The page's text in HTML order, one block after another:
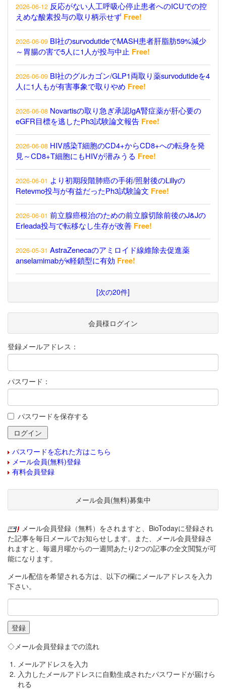
2026-06-12 反応がない人工呼吸心停止患者へのICUでの控
えめな酸素投与の取り柄示せず Free!
2026-06-09 BI社のsurvodutideでMASH患者肝脂肪59%減少
～胃腸の害で5人に1人が投与中止 Free!
2026-06-09 BI社のグルカゴン/GLP1両取り薬survodutideを4
人に1人もが有害事象で取りやめ Free!
2026-06-08 Novartisの取り急ぎ承認IgA腎症薬が肝心要の
eGFR目標を逃したPh3試験論文報告 Free!
2026-06-08 HIV感染T細胞のCD4+からCD8+への転身を発
見～CD8+T細胞にもHIVが潜みうる Free!
2026-06-01 より初期段階肺癌の手術/照射後のLillyの
Retevmo投与が有益だったPh3試験論文 Free!
2026-06-01 前立腺癌根治のための前立腺切除前後のJ&Jの
Erleada投与で転移なし生存が改善 Free!
2026-05-31 AstraZenecaのアミロイド線維除去促進薬
anselamimabがκ軽鎖型に有効 Free!
[次の20件]
会員様ログイン
登録メールアドレス：
パスワード：
パスワードを保存する
パスワードを忘れた方はこちら
メール会員(無料)登録
有料会員登録
メール会員(無料)募集中
メール会員登録（無料）をされますと、BioTodayに登録され
た記事を毎日メールでお知らせします。また、メール会員登録さ
れますと、毎週月曜からの一週間あたり2つの記事の全文閲覧が可
能になります。
メール配信を希望される方は、以下の欄にメールアドレスを入力
下さい。
◇メール会員登録までの流れ
メールアドレスを入力
入力したメールアドレスに自動生成されたパスワードが届けら
れる